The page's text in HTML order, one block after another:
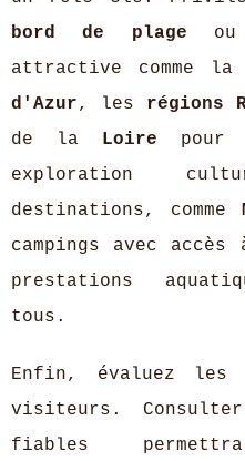
bord de plage ou
attractive comme la
d'Azur, les régions
de la Loire pour
exploration
destinations, comme
campings avec
prestations
tous.
Enfin, évaluez
visiteurs.
fiables